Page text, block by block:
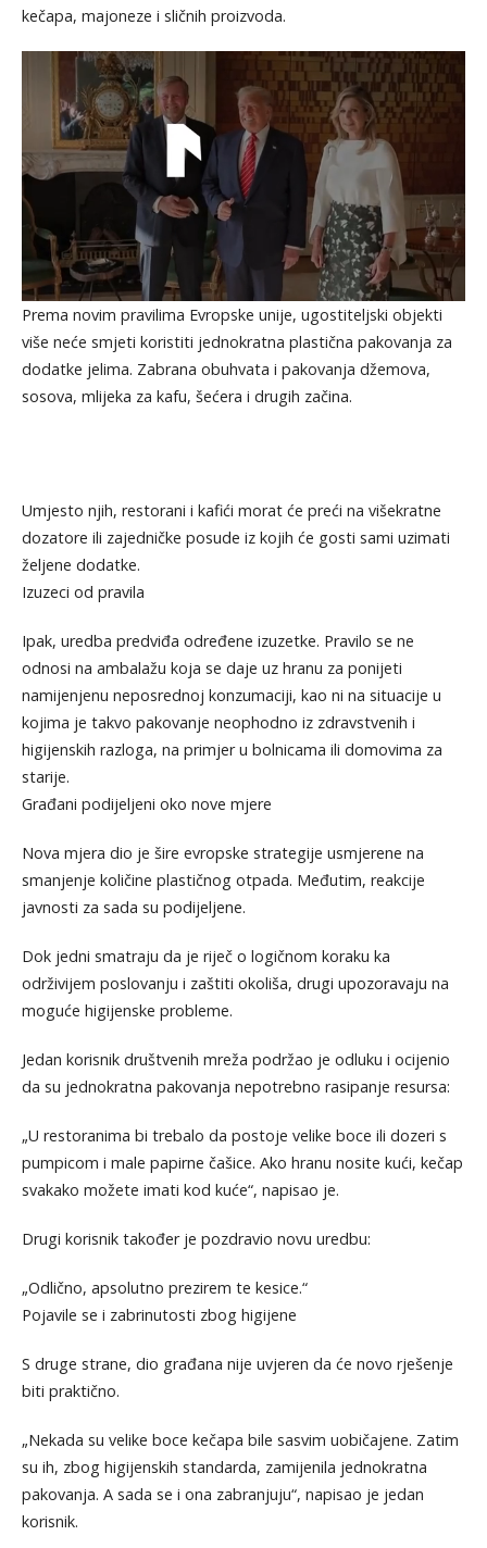
kečapa, majoneze i sličnih proizvoda.
Prema novim pravilima Evropske unije, ugostiteljski objekti
više neće smjeti koristiti jednokratna plastična pakovanja za
dodatke jelima. Zabrana obuhvata i pakovanja džemova,
sosova, mlijeka za kafu, šećera i drugih začina.
Umjesto njih, restorani i kafići morat će preći na višekratne
dozatore ili zajedničke posude iz kojih će gosti sami uzimati
željene dodatke.
Izuzeci od pravila
Ipak, uredba predviđa određene izuzetke. Pravilo se ne
odnosi na ambalažu koja se daje uz hranu za ponijeti
namijenjenu neposrednoj konzumaciji, kao ni na situacije u
kojima je takvo pakovanje neophodno iz zdravstvenih i
higijenskih razloga, na primjer u bolnicama ili domovima za
starije.
Građani podijeljeni oko nove mjere
Nova mjera dio je šire evropske strategije usmjerene na
smanjenje količine plastičnog otpada. Međutim, reakcije
javnosti za sada su podijeljene.
Dok jedni smatraju da je riječ o logičnom koraku ka
održivijem poslovanju i zaštiti okoliša, drugi upozoravaju na
moguće higijenske probleme.
Jedan korisnik društvenih mreža podržao je odluku i ocijenio
da su jednokratna pakovanja nepotrebno rasipanje resursa:
„U restoranima bi trebalo da postoje velike boce ili dozeri s
pumpicom i male papirne čašice. Ako hranu nosite kući, kečap
svakako možete imati kod kuće“, napisao je.
Drugi korisnik također je pozdravio novu uredbu:
„Odlično, apsolutno prezirem te kesice.“
Pojavile se i zabrinutosti zbog higijene
S druge strane, dio građana nije uvjeren da će novo rješenje
biti praktično.
„Nekada su velike boce kečapa bile sasvim uobičajene. Zatim
su ih, zbog higijenskih standarda, zamijenila jednokratna
pakovanja. A sada se i ona zabranjuju“, napisao je jedan
korisnik.